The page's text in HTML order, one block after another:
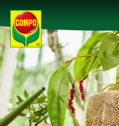
Produkty
Porady